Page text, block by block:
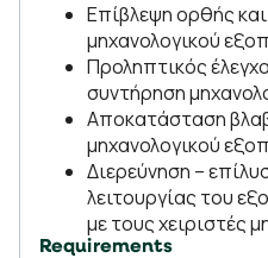
Επίβλεψη ορθής
μηχανολογικού
Προληπτικός
συντήρηση
Αποκατάσταση
μηχανολογικού
Διερεύνηση –
λειτουργίας του
με τους χειριστές
Requirements